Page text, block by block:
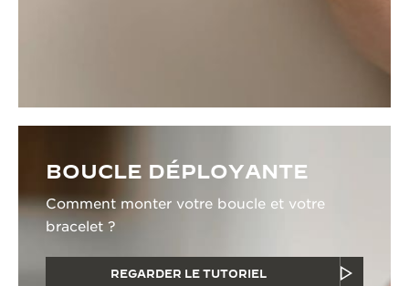
BOUCLE DÉPLOYANTE
Comment monter votre boucle et votre
bracelet ?
REGARDER LE TUTORIEL